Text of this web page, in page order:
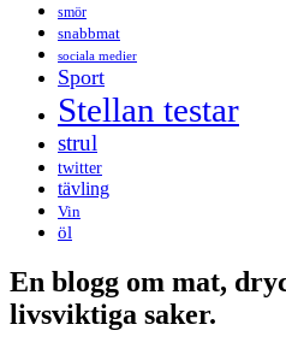
smör
snabbmat
sociala medier
Sport
Stellan testar
strul
twitter
tävling
Vin
öl
En blogg om mat,
livsviktiga saker.